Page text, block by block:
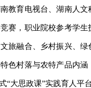
教育电视台、湖南人
赛，职业院校参考学
旅融合、乡村振兴、
色村落与农特产品内
“大思政课”实践育人平台